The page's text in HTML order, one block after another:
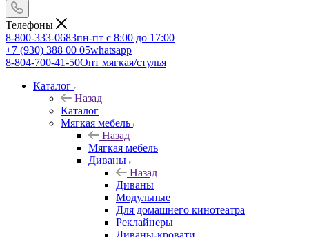
Телефоны
8-800-333-0683пн-пт с 8:00 до 17:00
+7 (930) 388 00 05whatsapp
8-804-700-41-50Опт мягкая/стулья
Каталог
Назад
Каталог
Мягкая мебель
Назад
Мягкая мебель
Диваны
Назад
Диваны
Модульные
Для домашнего кинотеатра
Реклайнеры
Диваны-кровати